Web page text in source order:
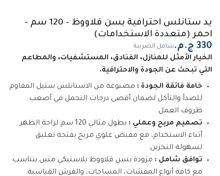
يد ستانلس احترافية بسن قلاووظ - 120 سم -
احمر (متعددة الاستخدامات)
شامل الضريبة
الخيار الأمثل للمنازل، الفنادق، المستشفيات، والمطاعم
التي تبحث عن الجودة والاحترافية.
خامة فائقة الجودة : مصنوعة من الاستانلس ستيل المقاوم
للصدأ والتآكل لضمان أقصى درجات التحمل في أصعب
ظروف العمل.
تصميم مريح وعملي :
بطول مثالي 120 سم لراحة الظهر
أثناء الاستخدام، مع مقبض علوي مريح بفتحة تعليق
لسهولة التخزين.
توافق شامل : مزودة بسن قلاووظ بلاستيكي متين يتناسب
مع كافة أنواع المقشات، المساحات، والفرش القياسية.